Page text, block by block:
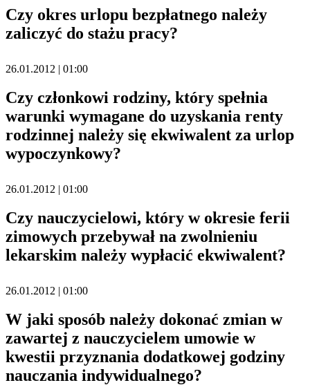
Czy okres urlopu bezpłatnego należy
zaliczyć do stażu pracy?
26.01.2012 | 01:00
Czy członkowi rodziny, który spełnia
warunki wymagane do uzyskania renty
rodzinnej należy się ekwiwalent za urlop
wypoczynkowy?
26.01.2012 | 01:00
Czy nauczycielowi, który w okresie ferii
zimowych przebywał na zwolnieniu
lekarskim należy wypłacić ekwiwalent?
26.01.2012 | 01:00
W jaki sposób należy dokonać zmian w
zawartej z nauczycielem umowie w
kwestii przyznania dodatkowej godziny
nauczania indywidualnego?